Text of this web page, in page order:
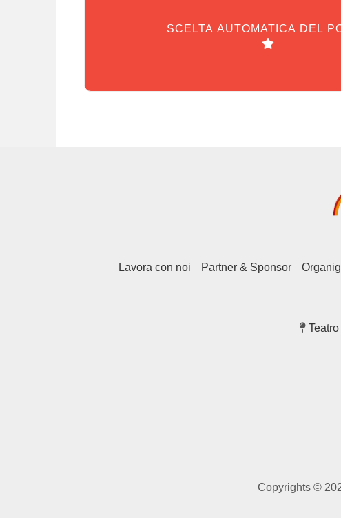
SCELTA AUTOMATICA DEL
Lavora con noi Partner & Sponsor
Copyrights ©